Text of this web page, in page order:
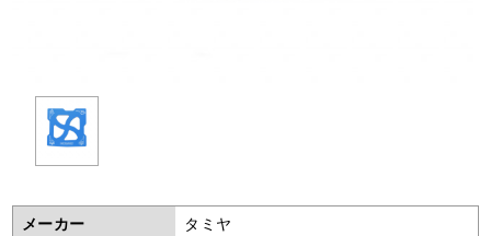
メーカー
タミヤ